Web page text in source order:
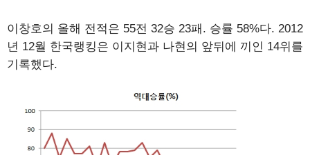
이창호의 올해 전적은 55전 32승 23패. 승률 58%다. 2012
년 12월 한국랭킹은 이지현과 나현의 앞뒤에 끼인 14위를
기록했다.